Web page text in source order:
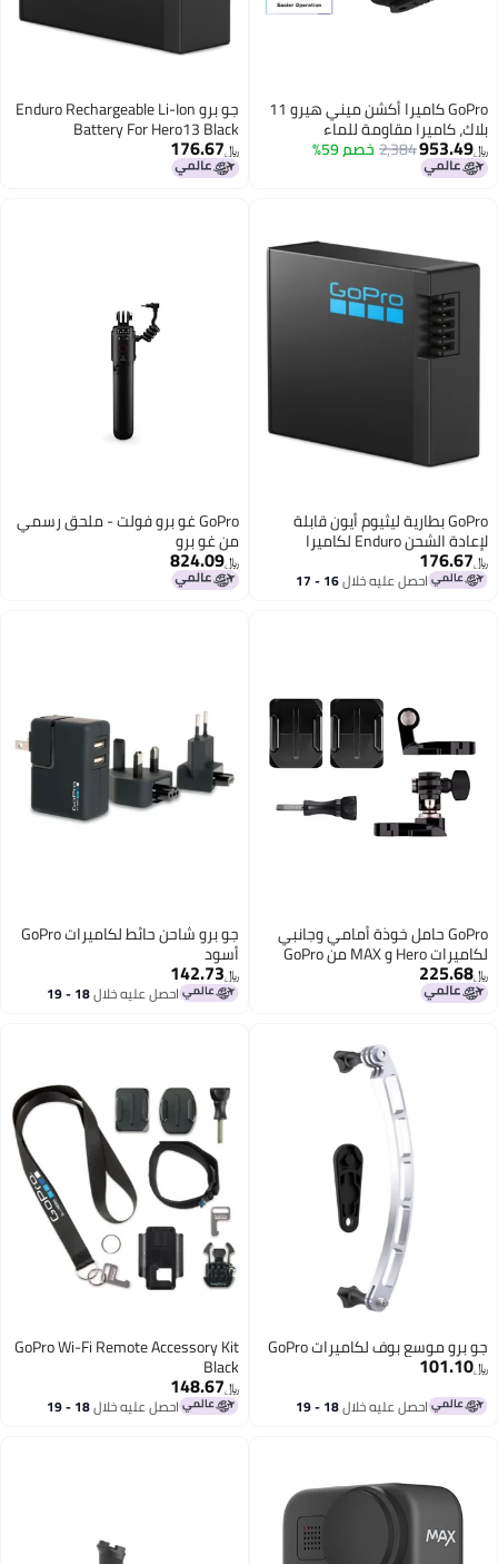
GoPro كاميرا أكشن ميني هيرو 11
بلاك، كاميرا مقاومة للماء
ومستقرة، كاميرا رياضية رقمية
للمدونات، كاميرا غوص خارجية
﷼‏953.49
2,384خصم 59%
جو برو Enduro Rechargeable Li-Ion
Battery For Hero13 Black
﷼‏176.67
GoPro بطارية ليثيوم أيون قابلة
لإعادة الشحن Enduro لكاميرا
Hero13 Black
﷼‏176.67
احصل عليه خلال 16 - 17
GoPro غو برو فولت - ملحق رسمي
من غو برو
﷼‏824.09
GoPro حامل خوذة أمامي وجانبي
لكاميرات Hero و MAX من GoPro
﷼‏225.68
جو برو شاحن حائط لكاميرات GoPro
أسود
﷼‏142.73
احصل عليه خلال 18 - 19
جو برو موسع بوف لكاميرات GoPro
﷼‏101.10
احصل عليه خلال 18 - 19
GoPro Wi-Fi Remote Accessory Kit
Black
﷼‏148.67
احصل عليه خلال 18 - 19